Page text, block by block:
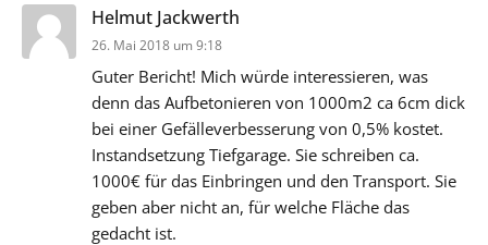
Helmut Jackwerth
26. Mai 2018 um 9:18
Guter Bericht! Mich würde interessieren, was
denn das Aufbetonieren von 1000m2 ca 6cm dick
bei einer Gefälleverbesserung von 0,5% kostet.
Instandsetzung Tiefgarage. Sie schreiben ca.
1000€ für das Einbringen und den Transport. Sie
geben aber nicht an, für welche Fläche das
gedacht ist.